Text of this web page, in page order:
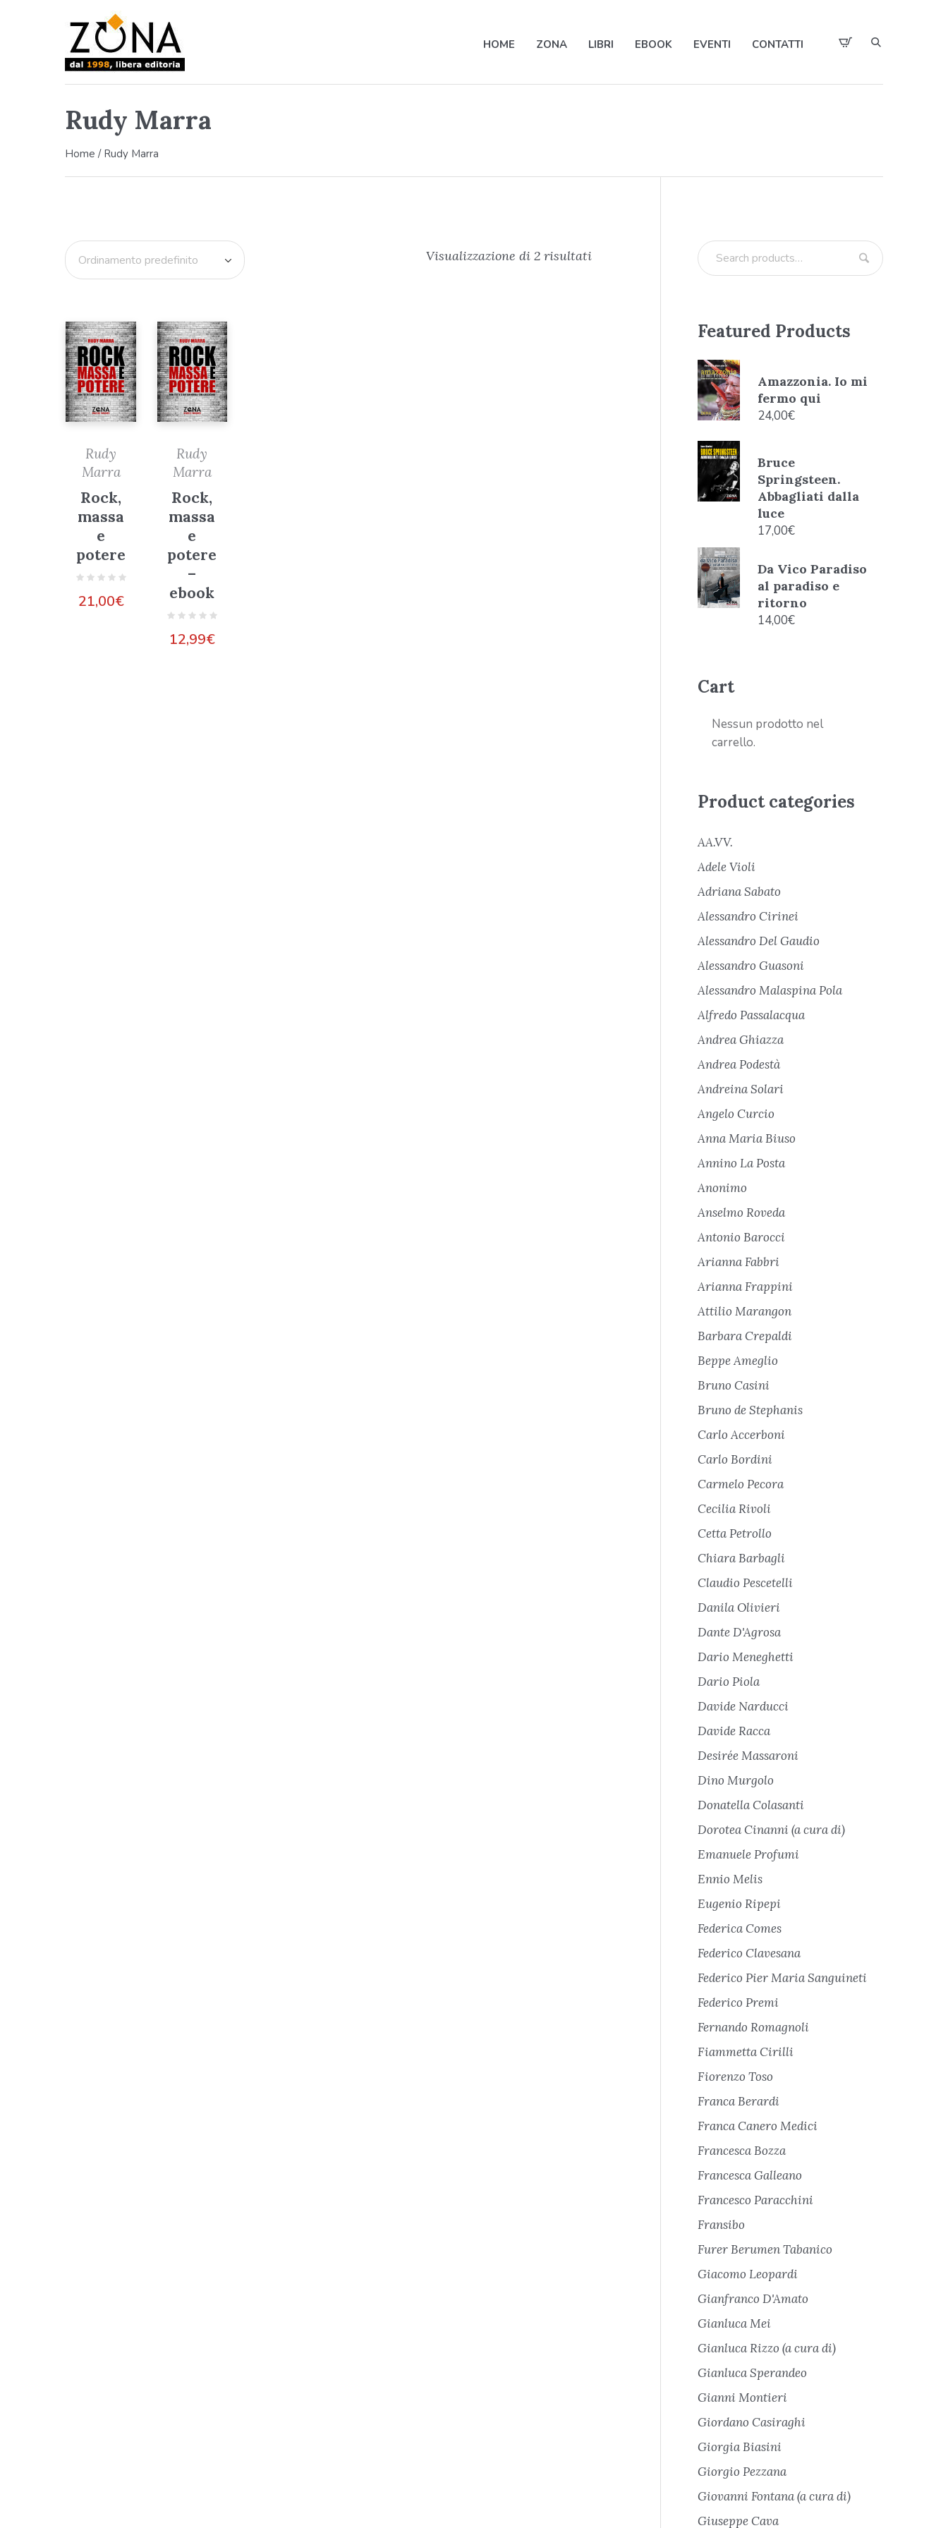
HOME ZONA LIBRI EBOOK EVENTI CONTATTI
Rudy Marra
Home / Rudy Marra
Visualizzazione di 2 risultati
Rudy
Marra
Rock,
massa
e
potere
21,00€
Rudy
Marra
Rock,
massa
e
potere
–
ebook
12,99€
Featured Products
Amazzonia. Io mi
fermo qui
24,00€
Bruce
Springsteen.
Abbagliati dalla
luce
17,00€
Da Vico Paradiso
al paradiso e
ritorno
14,00€
Cart
Nessun prodotto nel
carrello.
Product categories
AA.VV.
Adele Violi
Adriana Sabato
Alessandro Cirinei
Alessandro Del Gaudio
Alessandro Guasoni
Alessandro Malaspina Pola
Alfredo Passalacqua
Andrea Ghiazza
Andrea Podestà
Andreina Solari
Angelo Curcio
Anna Maria Biuso
Annino La Posta
Anonimo
Anselmo Roveda
Antonio Barocci
Arianna Fabbri
Arianna Frappini
Attilio Marangon
Barbara Crepaldi
Beppe Ameglio
Bruno Casini
Bruno de Stephanis
Carlo Accerboni
Carlo Bordini
Carmelo Pecora
Cecilia Rivoli
Cetta Petrollo
Chiara Barbagli
Claudio Pescetelli
Danila Olivieri
Dante D'Agrosa
Dario Meneghetti
Dario Piola
Davide Narducci
Davide Racca
Desirée Massaroni
Dino Murgolo
Donatella Colasanti
Dorotea Cinanni (a cura di)
Emanuele Profumi
Ennio Melis
Eugenio Ripepi
Federica Comes
Federico Clavesana
Federico Pier Maria Sanguineti
Federico Premi
Fernando Romagnoli
Fiammetta Cirilli
Fiorenzo Toso
Franca Berardi
Franca Canero Medici
Francesca Bozza
Francesca Galleano
Francesco Paracchini
Fransibo
Furer Berumen Tabanico
Giacomo Leopardi
Gianfranco D'Amato
Gianluca Mei
Gianluca Rizzo (a cura di)
Gianluca Sperandeo
Gianni Montieri
Giordano Casiraghi
Giorgia Biasini
Giorgio Pezzana
Giovanni Fontana (a cura di)
Giuseppe Cava